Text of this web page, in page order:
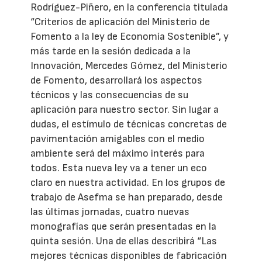
Rodríguez-Piñero, en la conferencia titulada
“Criterios de aplicación del Ministerio de
Fomento a la ley de Economía Sostenible”, y
más tarde en la sesión dedicada a la
Innovación, Mercedes Gómez, del Ministerio
de Fomento, desarrollará los aspectos
técnicos y las consecuencias de su
aplicación para nuestro sector. Sin lugar a
dudas, el estímulo de técnicas concretas de
pavimentación amigables con el medio
ambiente será del máximo interés para
todos. Esta nueva ley va a tener un eco
claro en nuestra actividad. En los grupos de
trabajo de Asefma se han preparado, desde
las últimas jornadas, cuatro nuevas
monografías que serán presentadas en la
quinta sesión. Una de ellas describirá “Las
mejores técnicas disponibles de fabricación